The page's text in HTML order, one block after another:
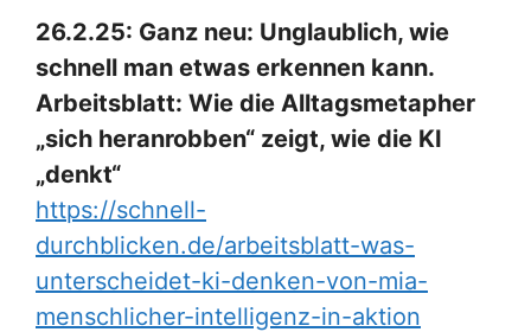
26.2.25: Ganz neu: Unglaublich, wie
schnell man etwas erkennen kann.
Arbeitsblatt: Wie die Alltagsmetapher
„sich heranrobben“ zeigt, wie die KI
„denkt“
https://schnell-
durchblicken.de/arbeitsblatt-was-
unterscheidet-ki-denken-von-mia-
menschlicher-intelligenz-in-aktion